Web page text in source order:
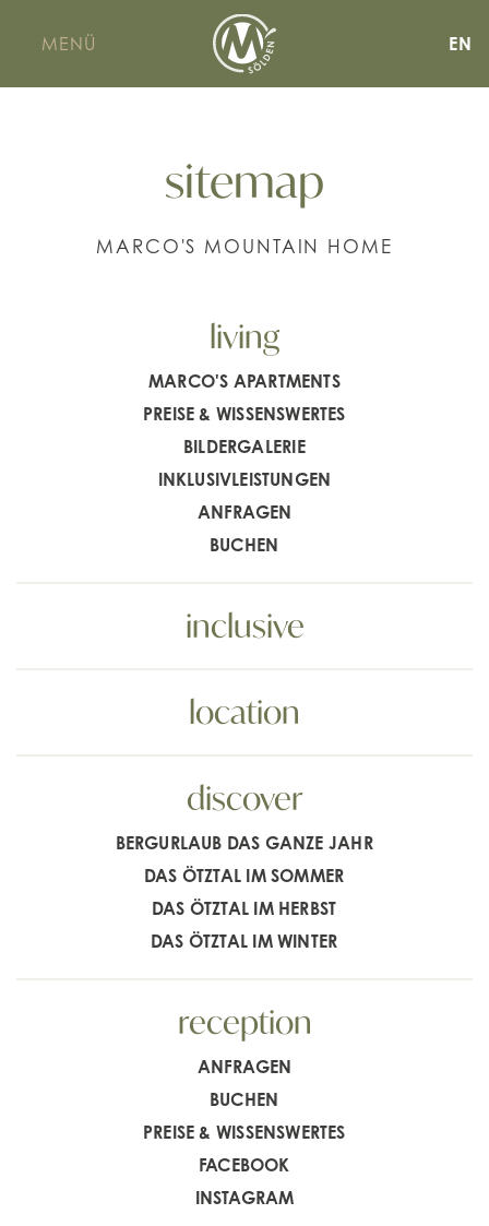
MENÜ EN
sitemap
MARCO'S MOUNTAIN HOME
living
MARCO'S APARTMENTS
PREISE & WISSENSWERTES
BILDERGALERIE
INKLUSIVLEISTUNGEN
ANFRAGEN
BUCHEN
inclusive
location
discover
BERGURLAUB DAS GANZE JAHR
DAS ÖTZTAL IM SOMMER
DAS ÖTZTAL IM HERBST
DAS ÖTZTAL IM WINTER
reception
ANFRAGEN
BUCHEN
PREISE & WISSENSWERTES
FACEBOOK
INSTAGRAM